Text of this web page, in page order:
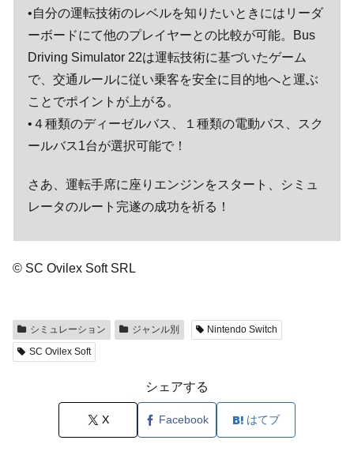
•自分の運転技術のレベルを知りたいときにはリーダ
ーボードにて他のプレイヤーとの比較が可能。Bus
Driving Simulator 22は運転技術に基づいたゲーム
で、交通ルールに従い乗客を安全に目的地へと運ぶ
ことでポイントが上がる。
•４種類のディーゼルバス、１種類の電動バス、スク
ールバス1台が選択可能で！
さあ、運転手席に座りエンジンをスタート、シミュ
レータのルート完遂の成功を祈る！
© SC Ovilex Soft SRL
シミュレーション ジャンル別
Nintendo Switch
SC Ovilex Soft
シェアする
X Facebook はてブ